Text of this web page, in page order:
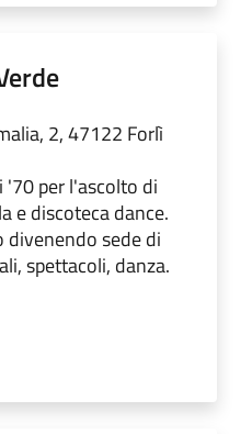
2, 47122 Forlì
'70 per l'ascolto di
e discoteca dance.
divenendo sede di
spettacoli, danza.